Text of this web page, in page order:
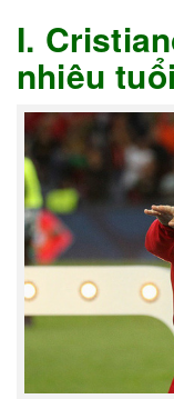
I.
nhiêu